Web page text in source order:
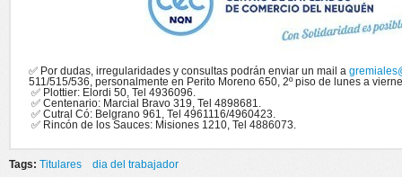
✅ Por dudas, irregularidades y consultas podrán enviar un mail a
511/515/536, personalmente en Perito Moreno 650, 2º piso de lunes a
✅ Plottier: Elordi 50, Tel 4936096.
✅ Centenario: Marcial Bravo 319, Tel 4898681.
✅ Cutral Có: Belgrano 961, Tel 4961116/4960423.
✅ Rincón de los Sauces: Misiones 1210, Tel 4886073.
Tags: Titulares
dia del trabajador